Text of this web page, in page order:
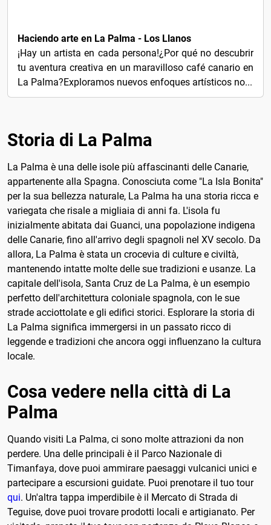
Haciendo arte en La Palma - Los Llanos
¡Hay un artista en cada persona!¿Por qué no descubrir
tu aventura creativa en un maravilloso café canario en
La Palma?Exploramos nuevos enfoques artísticos no...
Storia di La Palma
La Palma è una delle isole più affascinanti delle Canarie,
appartenente alla Spagna. Conosciuta come "La Isla Bonita"
per la sua bellezza naturale, La Palma ha una storia ricca e
variegata che risale a migliaia di anni fa. L'isola fu
inizialmente abitata dai Guanci, una popolazione indigena
delle Canarie, fino all'arrivo degli spagnoli nel XV secolo. Da
allora, La Palma è stata un crocevia di culture e civiltà,
mantenendo intatte molte delle sue tradizioni e usanze. La
capitale dell'isola, Santa Cruz de La Palma, è un esempio
perfetto dell'architettura coloniale spagnola, con le sue
strade acciottolate e gli edifici storici. Esplorare la storia di
La Palma significa immergersi in un passato ricco di
leggende e tradizioni che ancora oggi influenzano la cultura
locale.
Cosa vedere nella città di La
Palma
Quando visiti La Palma, ci sono molte attrazioni da non
perdere. Una delle principali è il Parco Nazionale di
Timanfaya, dove puoi ammirare paesaggi vulcanici unici e
partecipare a escursioni guidate. Puoi prenotare il tuo tour
qui. Un'altra tappa imperdibile è il Mercato di Strada di
Teguise, dove puoi trovare prodotti locali e artigianato. Per